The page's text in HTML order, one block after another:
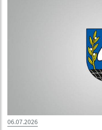
06.07.2026